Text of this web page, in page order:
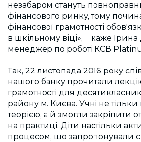
незабаром стануть
фінансового ринку, тому
фінансової грамотності
в шкільному віці», − каже
менеджер по роботі КСВ
Так, 22 листопада 2016 року
нашого банку прочитали
грамотності для
району м. Києва. Учні не
теорією, а й змогли закріпити
на практиці. Діти настільки
процесом, що запропонували